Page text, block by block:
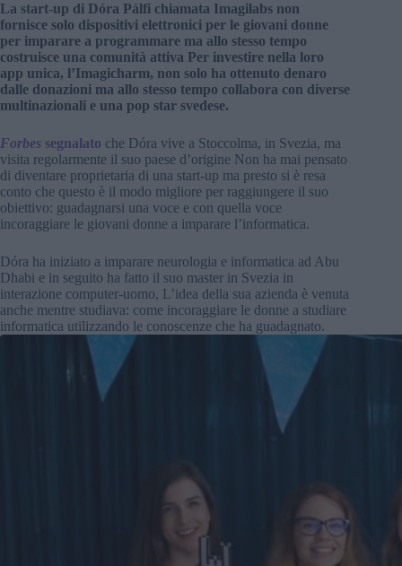
La start-up di Dóra Pálfi chiamata Imagilabs non
fornisce solo dispositivi elettronici per le giovani donne
per imparare a programmare ma allo stesso tempo
costruisce una comunità attiva Per investire nella loro
app unica, l’Imagicharm, non solo ha ottenuto denaro
dalle donazioni ma allo stesso tempo collabora con diverse
multinazionali e una pop star svedese.
Forbes segnalato che Dóra vive a Stoccolma, in Svezia, ma
visita regolarmente il suo paese d’origine Non ha mai pensato
di diventare proprietaria di una start-up ma presto si è resa
conto che questo è il modo migliore per raggiungere il suo
obiettivo: guadagnarsi una voce e con quella voce
incoraggiare le giovani donne a imparare l’informatica.
Dóra ha iniziato a imparare neurologia e informatica ad Abu
Dhabi e in seguito ha fatto il suo master in Svezia in
interazione computer-uomo, L’idea della sua azienda è venuta
anche mentre studiava: come incoraggiare le donne a studiare
informatica utilizzando le conoscenze che ha guadagnato.